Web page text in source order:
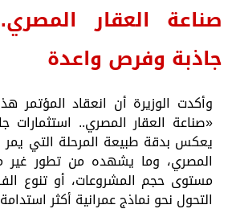
صناعة العقار
جاذبة وفرص واعدة
وأكدت الوزيرة أن انعقاد المؤتمر
«صناعة العقار المصري..
يعكس بدقة طبيعة المرحلة التي يمر
المصري، وما يشهده من تطور
مستوى حجم المشروعات، أو تنوع
التحول نحو نماذج عمرانية أكثر